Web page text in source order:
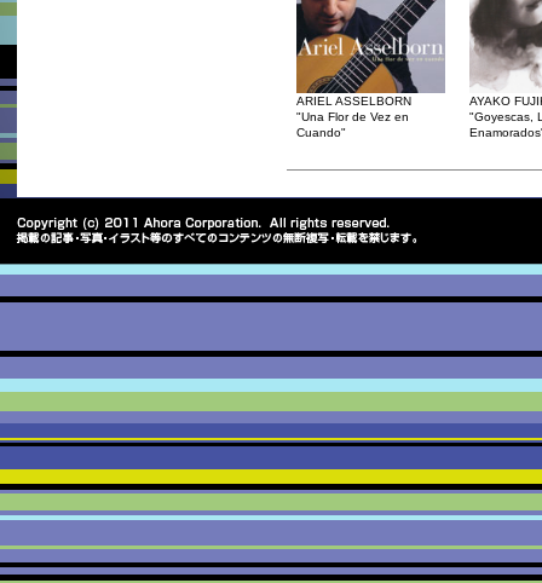
ARIEL ASSELBORN
"Una Flor de Vez en
Cuando"
AYAKO
"Goyescas,